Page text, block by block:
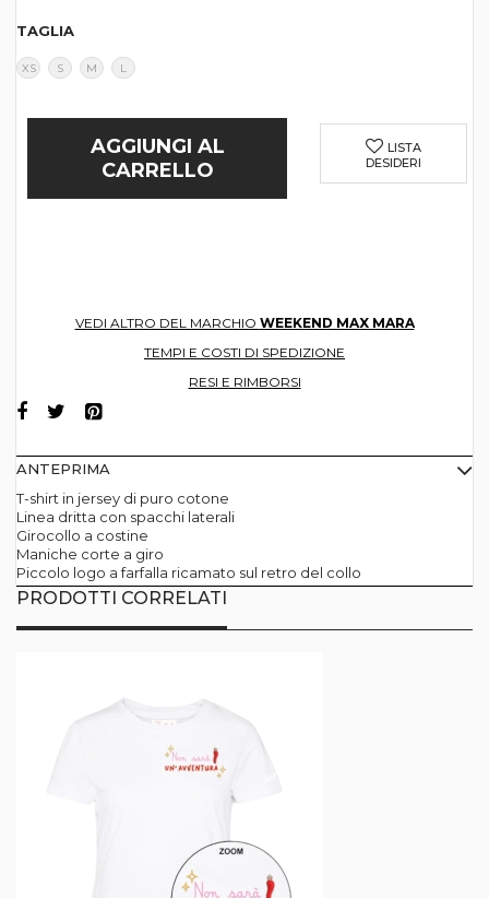
TAGLIA
XS S M L
AGGIUNGI AL
CARRELLO
LISTA
DESIDERI
VEDI ALTRO DEL MARCHIO WEEKEND MAX MARA
TEMPI E COSTI DI SPEDIZIONE
RESI E RIMBORSI
ANTEPRIMA
T-shirt in jersey di puro cotone
Linea dritta con spacchi laterali
Girocollo a costine
Maniche corte a giro
Piccolo logo a farfalla ricamato sul retro del collo
PRODOTTI CORRELATI